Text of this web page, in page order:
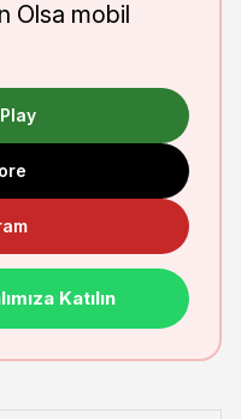
Olsa mobil
Katılın